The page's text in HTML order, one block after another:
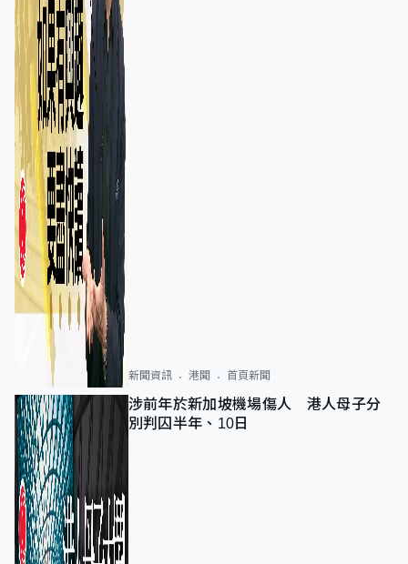
新聞資訊 港聞 首頁新聞
涉前年於新加坡機場傷人 港人母子分
別判囚半年、10日